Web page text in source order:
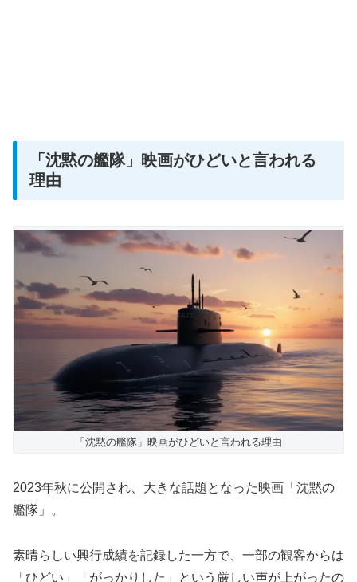
「沈黙の艦隊」映画がひどいと言われる
理由
「沈黙の艦隊」映画がひどいと言われる理由
2023年秋に公開され、大きな話題となった映画「沈黙の
艦隊」。
素晴らしい興行成績を記録した一方で、一部の観客からは
「ひどい」「がっかりした」という厳しい声が上がったの